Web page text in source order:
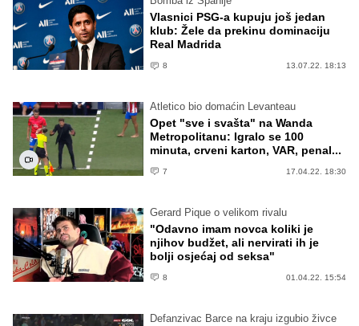
Vlasnici PSG-a kupuju još jedan
klub: Žele da prekinu dominaciju
Real Madrida
8 13.07.22. 18:13
Atletico bio domaćin Levanteau
Opet "sve i svašta" na Wanda
Metropolitanu: Igralo se 100
minuta, crveni karton, VAR, penal...
7 17.04.22. 18:30
Gerard Pique o velikom rivalu
"Odavno imam novca koliki je
njihov budžet, ali nervirati ih je
bolji osjećaj od seksa"
8 01.04.22. 15:54
Defanzivac Barce na kraju izgubio živce